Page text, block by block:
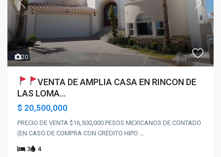
20
Previous Next
VENTA DE AMPLIA CASA EN RINCON DE
LAS LOMA...
$ 20,500,000
PRECIO DE VENTA $16,500,000 PESOS MEXICANOS DE CONTADO
(EN CASO DE COMPRA CON CRÉDITO HIPO ...
3 4